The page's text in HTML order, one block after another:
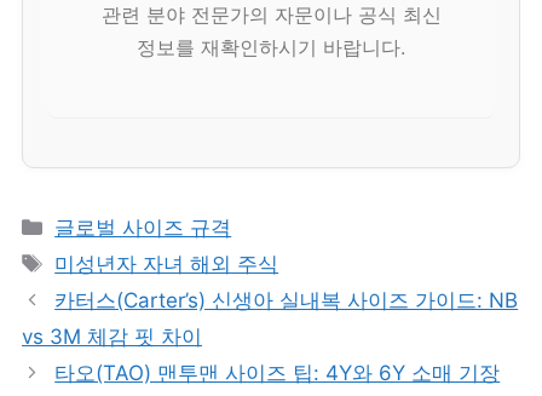
관련 분야 전문가의 자문이나 공식 최신
정보를 재확인하시기 바랍니다.
카
테
리
글로벌 사이즈 규격
태
그
미성년자 자녀 해외 주식
카터스(Carter’s) 신생아 실내복 사이즈 가이드: NB
vs 3M 체감 핏 차이
타오(TAO) 맨투맨 사이즈 팁: 4Y와 6Y 소매 기장